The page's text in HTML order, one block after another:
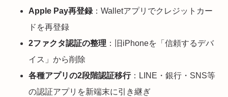
Apple Pay再登録：Walletアプリでクレジットカー
ドを再登録
2ファクタ認証の整理 ：旧iPhoneを「信頼するデバ
イス」から削除
各種アプリの2段階認証移行：LINE・銀行・SNS等
の認証アプリを新端末に引き継ぎ